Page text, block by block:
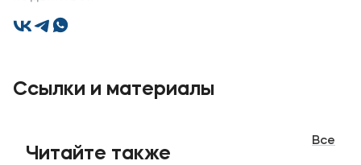
Ссылки и материалы
Читайте также
Все